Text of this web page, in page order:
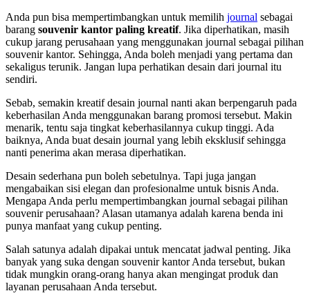
Anda pun bisa mempertimbangkan untuk memilih journal sebagai
barang souvenir kantor paling kreatif. Jika diperhatikan, masih
cukup jarang perusahaan yang menggunakan journal sebagai pilihan
souvenir kantor. Sehingga, Anda boleh menjadi yang pertama dan
sekaligus terunik. Jangan lupa perhatikan desain dari journal itu
sendiri.
Sebab, semakin kreatif desain journal nanti akan berpengaruh pada
keberhasilan Anda menggunakan barang promosi tersebut. Makin
menarik, tentu saja tingkat keberhasilannya cukup tinggi. Ada
baiknya, Anda buat desain journal yang lebih eksklusif sehingga
nanti penerima akan merasa diperhatikan.
Desain sederhana pun boleh sebetulnya. Tapi juga jangan
mengabaikan sisi elegan dan profesionalme untuk bisnis Anda.
Mengapa Anda perlu mempertimbangkan journal sebagai pilihan
souvenir perusahaan? Alasan utamanya adalah karena benda ini
punya manfaat yang cukup penting.
Salah satunya adalah dipakai untuk mencatat jadwal penting. Jika
banyak yang suka dengan souvenir kantor Anda tersebut, bukan
tidak mungkin orang-orang hanya akan mengingat produk dan
layanan perusahaan Anda tersebut.